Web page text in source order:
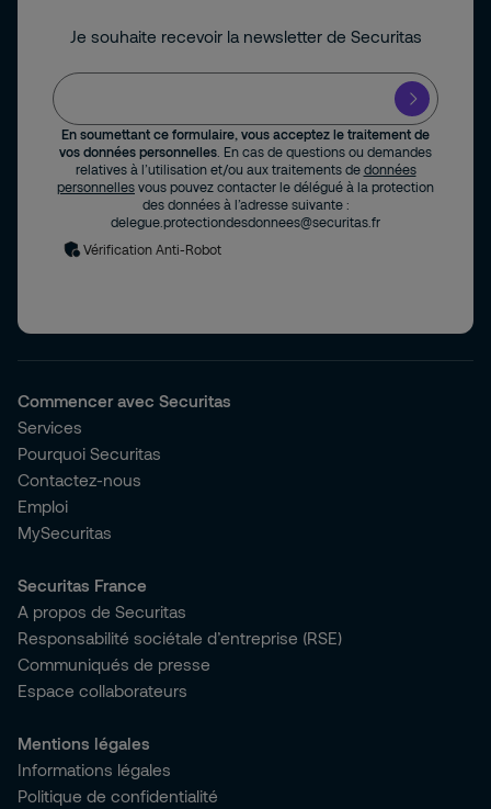
Je souhaite recevoir la newsletter de Securitas
En soumettant ce formulaire, vous acceptez le traitement de
vos données personnelles . En cas de questions ou demandes
relatives à l’utilisation et/ou aux traitements de données
personnelles vous pouvez contacter le délégué à la protection
des données à l’adresse suivante :
delegue.protectiondesdonnees@securitas.fr
Vérification Anti-Robot
Commencer avec Securitas
Services
Pourquoi Securitas
Contactez-nous
Emploi
MySecuritas
Securitas France
A propos de Securitas
Responsabilité sociétale d’entreprise (RSE)
Communiqués de presse
Espace collaborateurs
Mentions légales
Informations légales
Politique de confidentialité